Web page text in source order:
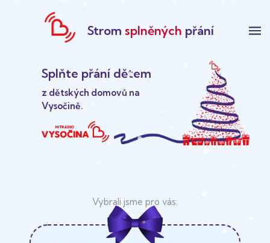
Strom splněných přání
Splňte přání dětem
z dětských domovů na
Vysočině.